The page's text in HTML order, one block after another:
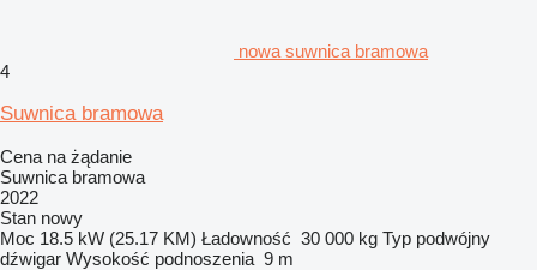
nowa suwnica bramowa
4
Suwnica bramowa
Cena na żądanie
Suwnica bramowa
2022
Stan nowy
Moc 18.5 kW (25.17 KM) Ładowność 30 000 kg Typ podwójny
dźwigar Wysokość podnoszenia 9 m